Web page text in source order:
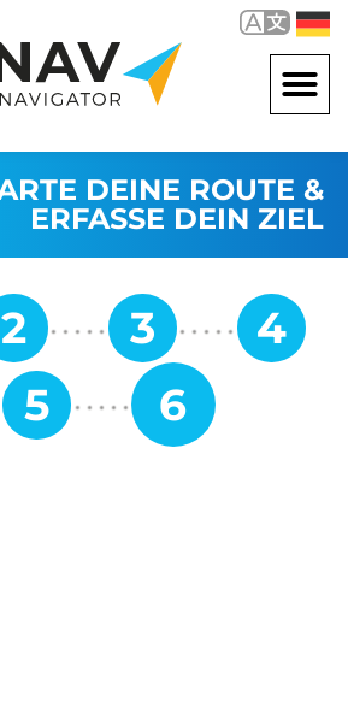
DEINE ROUTE &
ERFASSE DEIN ZIEL